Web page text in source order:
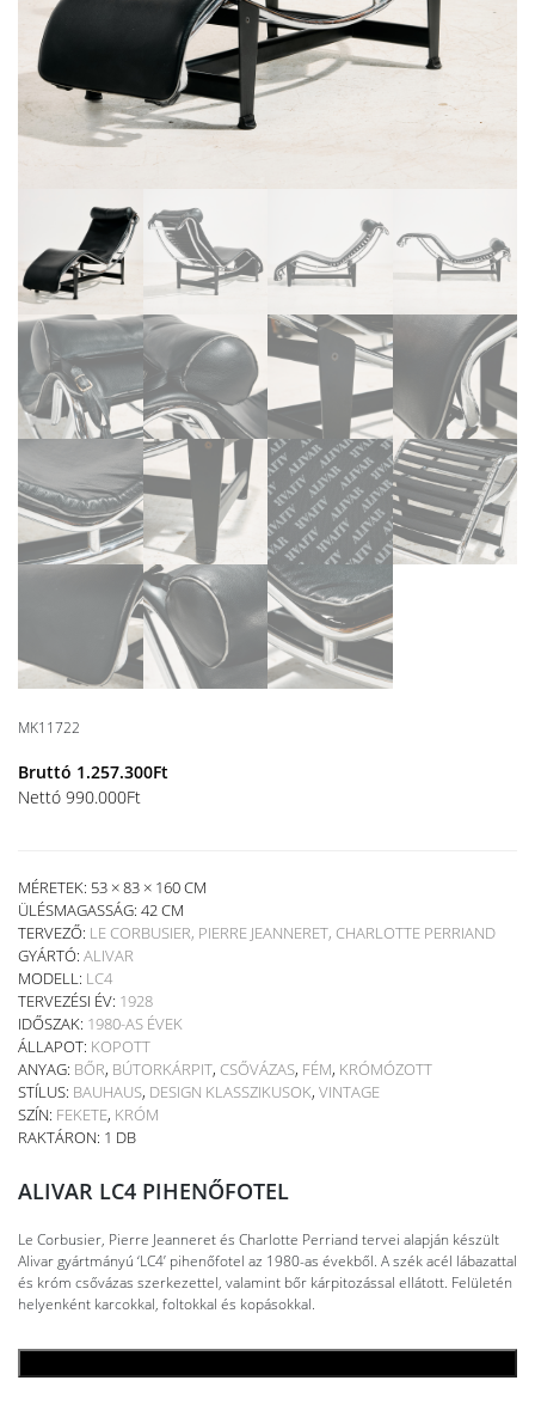
MK11722
Bruttó 1.257.300Ft
Nettó 990.000Ft
MÉRETEK: 53 × 83 × 160 CM
ÜLÉSMAGASSÁG: 42 CM
TERVEZŐ: LE CORBUSIER, PIERRE JEANNERET, CHARLOTTE PERRIAND
GYÁRTÓ: ALIVAR
MODELL: LC4
TERVEZÉSI ÉV: 1928
IDŐSZAK: 1980-AS ÉVEK
ÁLLAPOT: KOPOTT
ANYAG: BŐR, BÚTORKÁRPIT, CSŐVÁZAS, FÉM, KRÓMÓZOTT
STÍLUS: BAUHAUS, DESIGN KLASSZIKUSOK, VINTAGE
SZÍN: FEKETE, KRÓM
RAKTÁRON: 1 DB
ALIVAR LC4 PIHENŐFOTEL
Le Corbusier, Pierre Jeanneret és Charlotte Perriand tervei alapján készült
Alivar gyártmányú ‘LC4’ pihenőfotel az 1980-as évekből. A szék acél lábazattal
és króm csővázas szerkezettel, valamint bőr kárpitozással ellátott. Felületén
helyenként karcokkal, foltokkal és kopásokkal.